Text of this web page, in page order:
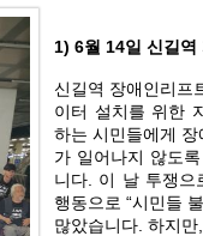
1) 6월 14일 신길역
신길역 장애인리프
이터 설치를 위한
하는 시민들에게
가 일어나지 않도
니다. 이 날 투쟁으
행동으로 “시민들
많았습니다. 하지